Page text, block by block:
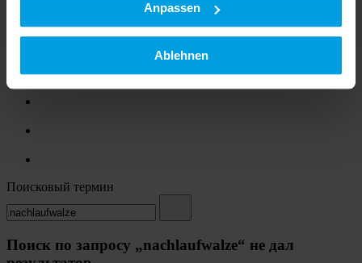
Anpassen
Ablehnen
Поисковый термин
Поиск по запросу „nachlaufwalze“ не дал